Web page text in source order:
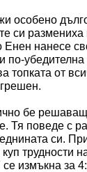
особено
си
Енен нанесе
по-убедителна
топката от
бе
Тя поведе с
си.
трудности
измъкна за